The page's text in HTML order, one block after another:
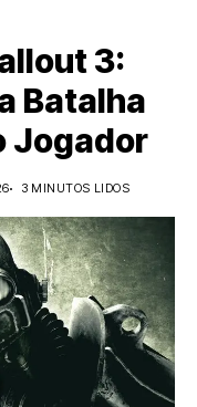
3:
Batalha
Jogador
3 MINUTOS LIDOS